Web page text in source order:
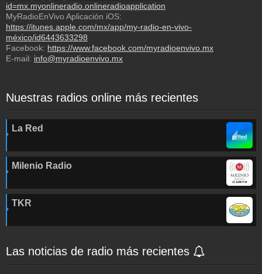
id=mx.myonlineradio.onlineradioapplication
MyRadioEnVivo Aplicación iOS:
https://itunes.apple.com/mx/app/my-radio-en-vivo-
méxico/id6443633298
Facebook: https://www.facebook.com/myradioenvivo.mx
E-mail: info@myradioenvivo.mx
Nuestras radios online más recientes
La Red
Milenio Radio
TKR
Las noticias de radio más recientes